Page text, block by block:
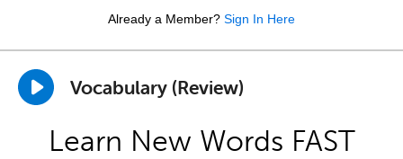
Already a Member? Sign In Here
Vocabulary (Review)
Learn New Words FAST